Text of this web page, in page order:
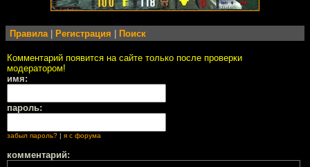
Правила Регистрация Поиск
Комментарий появится на сайте только после проверки
модератором!
имя:
пароль:
забыл пароль? | я с форума
комментарий: